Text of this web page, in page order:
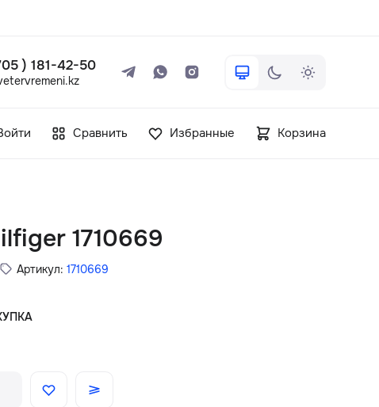
) 181-42-50
Сравнить Избранные Корзина
1710669
Артикул: 1710669
+7 ( 705 ) 181-42-50